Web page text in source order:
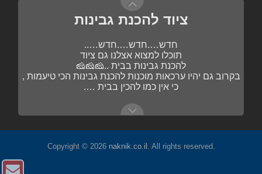
להכנת גבינות בבית ..🧀🧀🧀
בקרוב גם יהיו ערכאות מוכנות להכנת גבינות הכי טיעמות ,
כי אין כמו להכין בבית ….
תבלינים ותערובות
בקרוב , תערובות מוכנות להכנת נקניקיות
הכי….הכי….טעימות …..
נעדכן בהמשך 🥓🥓🥓🥓
Copyright © 2026 naknik.co.il . All rights reserved.